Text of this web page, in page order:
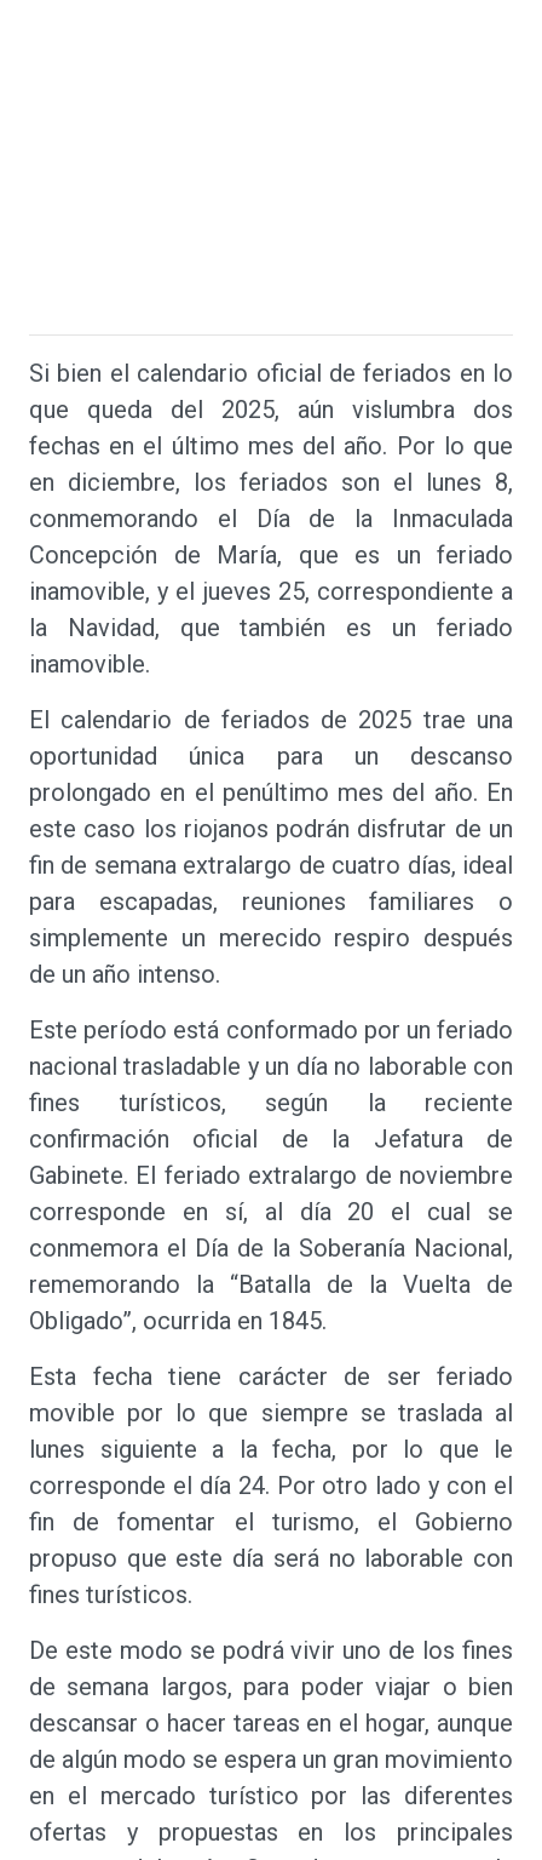
Si bien el calendario oficial de feriados en lo
que queda del 2025, aún vislumbra dos
fechas en el último mes del año. Por lo que
en diciembre, los feriados son el lunes 8,
conmemorando el Día de la Inmaculada
Concepción de María, que es un feriado
inamovible, y el jueves 25, correspondiente a
la Navidad, que también es un feriado
inamovible.
El calendario de feriados de 2025 trae una
oportunidad única para un descanso
prolongado en el penúltimo mes del año. En
este caso los riojanos podrán disfrutar de un
fin de semana extralargo de cuatro días, ideal
para escapadas, reuniones familiares o
simplemente un merecido respiro después
de un año intenso.
Este período está conformado por un feriado
nacional trasladable y un día no laborable con
fines turísticos, según la reciente
confirmación oficial de la Jefatura de
Gabinete. El feriado extralargo de noviembre
corresponde en sí, al día 20 el cual se
conmemora el Día de la Soberanía Nacional,
rememorando la “Batalla de la Vuelta de
Obligado”, ocurrida en 1845.
Esta fecha tiene carácter de ser feriado
movible por lo que siempre se traslada al
lunes siguiente a la fecha, por lo que le
corresponde el día 24. Por otro lado y con el
fin de fomentar el turismo, el Gobierno
propuso que este día será no laborable con
fines turísticos.
De este modo se podrá vivir uno de los fines
de semana largos, para poder viajar o bien
descansar o hacer tareas en el hogar, aunque
de algún modo se espera un gran movimiento
en el mercado turístico por las diferentes
ofertas y propuestas en los principales